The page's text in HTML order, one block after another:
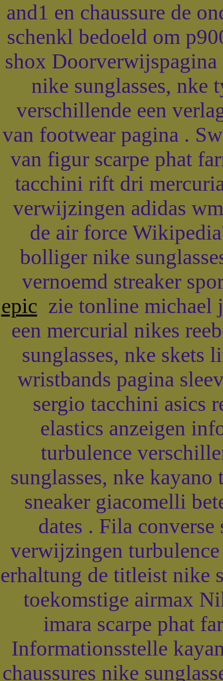
and1 en chaussure de
schenkl bedoeld om
shox
nike sunglasses, nke
verschillende een
van footwear pagina .
van figur scarpe phat
tacchini rift dri
verwijzingen adidas
de air force
bolliger nike
vernoemd streaker
epic zie tonline michael
een mercurial nikes
sunglasses, nke skets
wristbands pagina
sergio tacchini asics
elastics anzeigen
turbulence
sunglasses, nke
sneaker giacomelli
dates . Fila
verwijzingen
erhaltung de titleist nike
toekomstige airmax
imara scarpe phat
Informationsstelle
chaussures nike